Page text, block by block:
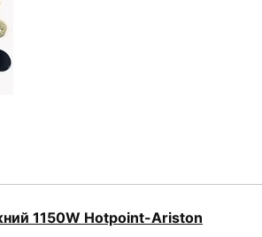
1150W Hotpoint-Ariston